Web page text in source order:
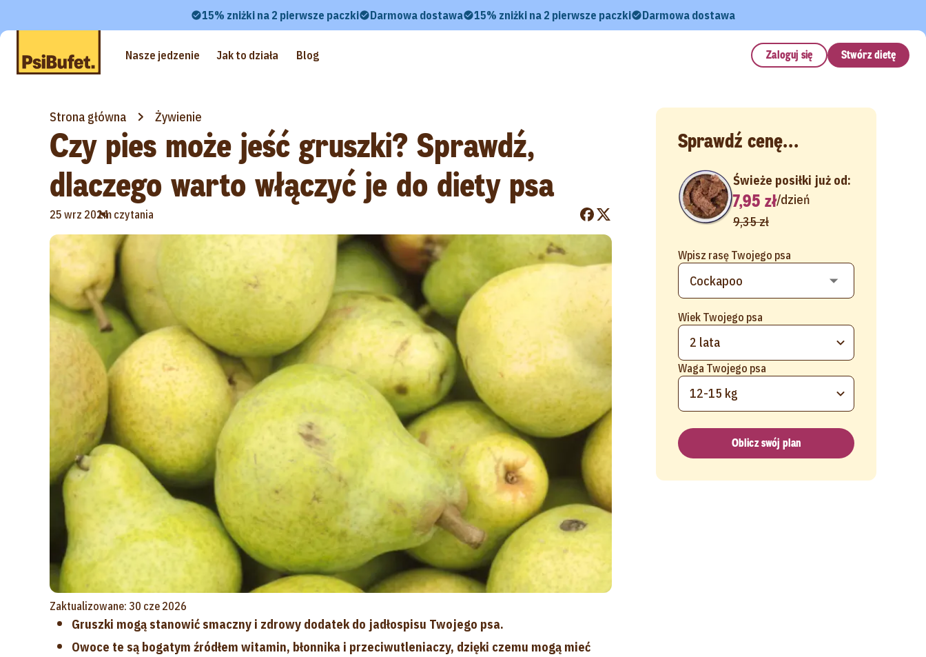
15% zniżki na 2 pierwsze paczki Darmowa dostawa 15% zniżki na 2 pierwsze paczki Darmowa dostawa
Nasze jedzenie Jak to działa Blog Zaloguj się Stwórz dietę
Strona główna Żywienie
Czy pies może jeść gruszki? Sprawdź,
dlaczego warto włączyć je do diety psa
25 wrz 2024
•
1m czytania
Zaktualizowane: 30 cze 2026
Gruszki mogą stanowić smaczny i zdrowy dodatek do jadłospisu Twojego psa.
Owoce te są bogatym źródłem witamin, błonnika i przeciwutleniaczy, dzięki czemu mogą mieć
Sprawdź cenę...
Wpisz rasę Twojego psa
Wiek Twojego psa
2 lata
Waga Twojego psa
12-15 kg
Świeże posiłki już od:
7,95 zł/dzień
9,35 zł
Oblicz swój plan